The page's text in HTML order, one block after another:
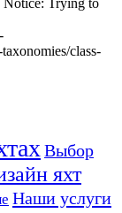
Выбор
яхт
Наши услуги